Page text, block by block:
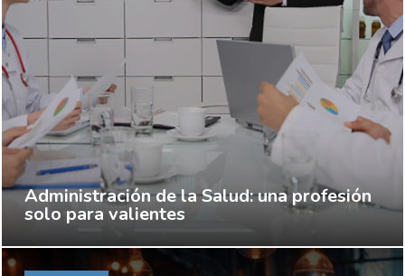
Administración de la Salud: una profesión
solo para valientes